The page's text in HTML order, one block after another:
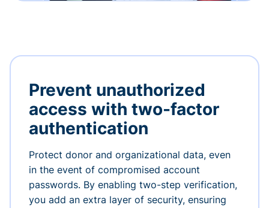
Prevent unauthorized
access with two-factor
authentication
Protect donor and organizational data, even
in the event of compromised account
passwords. By enabling two-step verification,
you add an extra layer of security, ensuring